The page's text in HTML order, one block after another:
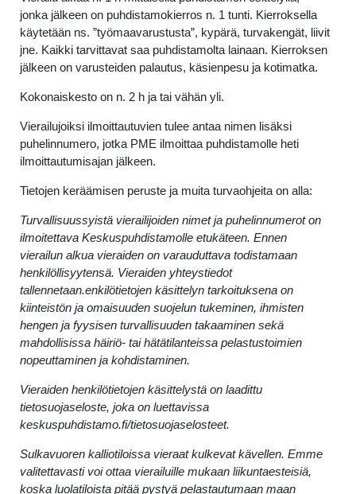
jonka jälkeen on puhdistamokierros n. 1 tunti. Kierroksella
käytetään ns. ”työmaavarustusta”, kypärä, turvakengät, liivit
jne. Kaikki tarvittavat saa puhdistamolta lainaan. Kierroksen
jälkeen on varusteiden palautus, käsienpesu ja kotimatka.
Kokonaiskesto on n. 2 h ja tai vähän yli.
Vierailujoiksi ilmoittautuvien tulee antaa nimen lisäksi
puhelinnumero, jotka PME ilmoittaa puhdistamolle heti
ilmoittautumisajan jälkeen.
Tietojen keräämisen peruste ja muita turvaohjeita on alla:
Turvallisuussyistä vierailijoiden nimet ja puhelinnumerot on
ilmoitettava Keskuspuhdistamolle etukäteen. Ennen
vierailun alkua vieraiden on varauduttava todistamaan
henkilöllisyytensä. Vieraiden yhteystiedot
tallennetaan.enkilötietojen käsittelyn tarkoituksena on
kiinteistön ja omaisuuden suojelun tukeminen, ihmisten
hengen ja fyysisen turvallisuuden takaaminen sekä
mahdollisissa häiriö- tai hätätilanteissa pelastustoimien
nopeuttaminen ja kohdistaminen.
Vieraiden henkilötietojen käsittelystä on laadittu
tietosuojaseloste, joka on luettavissa
keskuspuhdistamo.fi/tietosuojaselosteet.
Sulkavuoren kalliotiloissa vieraat kulkevat kävellen. Emme
valitettavasti voi ottaa vierailuille mukaan liikuntaesteisiä,
koska luolatiloista pitää pystyä pelastautumaan maan